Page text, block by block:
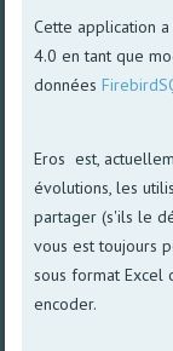
Cette application
4.0 en tant que
données
Eros est,
évolutions, les
partager (s'ils le
vous est toujours
sous format Excel
encoder.